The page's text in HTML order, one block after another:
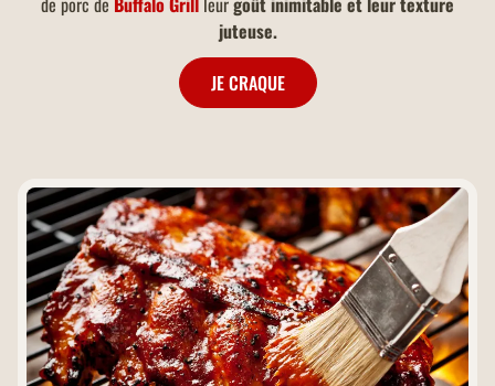
juteuse.
JE CRAQUE